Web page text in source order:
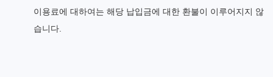
이용료에 대하여는 해당 납입금에 대한 환불이 이루어지지 않
습니다.